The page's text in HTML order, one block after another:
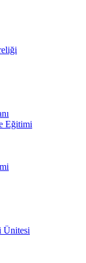
Eğitimi
Ünitesi